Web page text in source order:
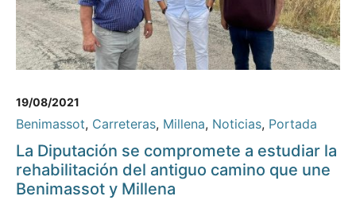
19/08/2021
Benimassot, Carreteras, Millena, Noticias, Portada
La Diputación se compromete a estudiar la
rehabilitación del antiguo camino que une
Benimassot y Millena